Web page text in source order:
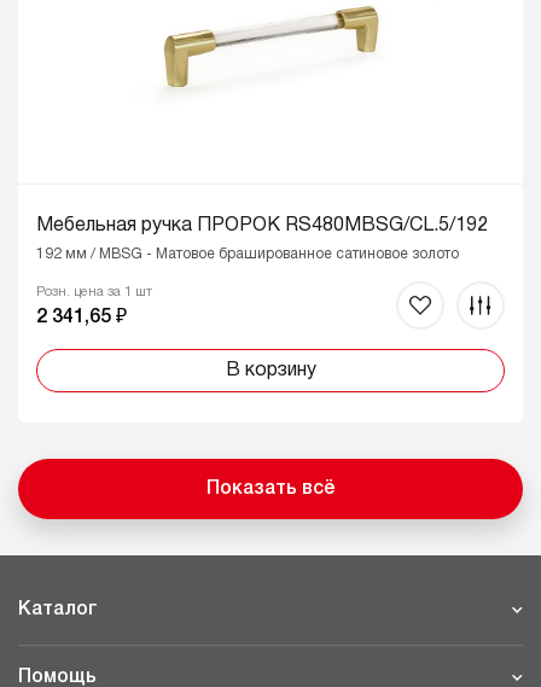
Мебельная ручка ПРОРОК RS480MBSG/CL.5/192
192 мм / MBSG - Матовое брашированное сатиновое золото
Розн. цена за 1 шт
2 341,65 ₽
В корзину
Показать всё
Каталог
Помощь